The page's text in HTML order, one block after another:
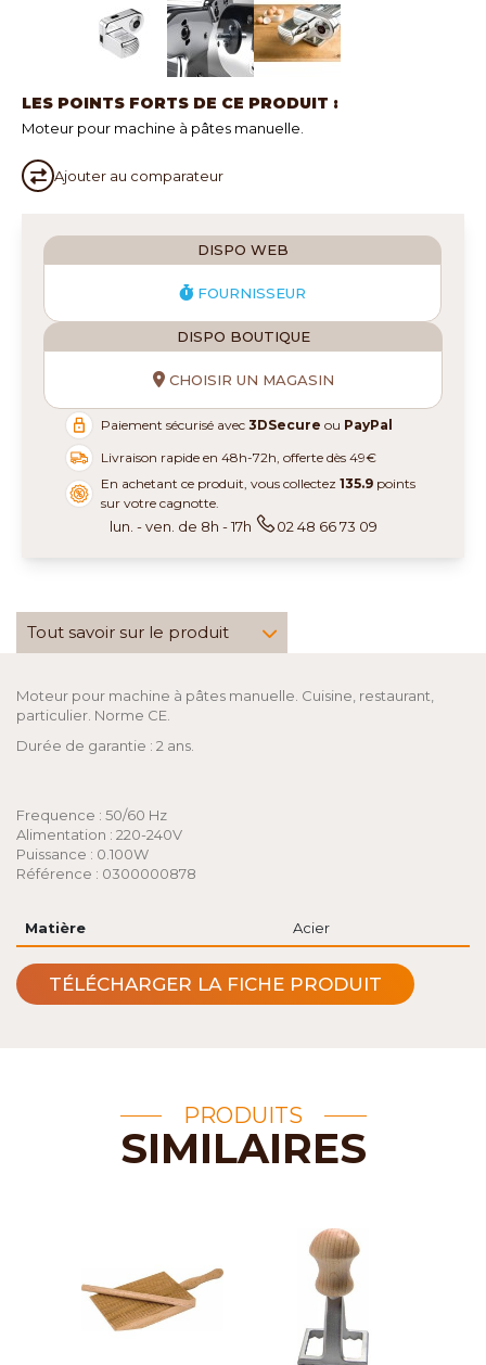
LES POINTS FORTS DE CE PRODUIT :
Moteur pour machine à pâtes manuelle.
Ajouter au comparateur
DISPO WEB
FOURNISSEUR
DISPO BOUTIQUE
CHOISIR UN MAGASIN
Paiement sécurisé avec3DSecure ou PayPal
Livraison rapide en 48h-72h, offerte dès 49€
En achetant ce produit, vous collectez135.9 points
sur votre cagnotte.
lun. - ven. de 8h - 17h 02 48 66 73 09
Tout savoir sur le produit
Moteur pour machine à pâtes manuelle. Cuisine, restaurant,
particulier. Norme CE.
Durée de garantie : 2 ans.
Frequence : 50/60 Hz
Alimentation : 220-240V
Puissance : 0.100W
Référence : 0300000878
Matière Acier
TÉLÉCHARGER LA FICHE PRODUIT
PRODUITS
SIMILAIRES